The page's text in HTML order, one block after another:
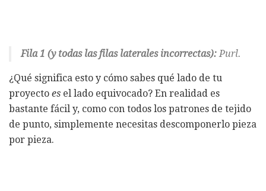
Fila 1 (y todas las filas laterales incorrectas):Purl.
¿Qué significa esto y cómo sabes qué lado de tu
proyecto es el lado equivocado? En realidad es
bastante fácil y, como con todos los patrones de tejido
de punto, simplemente necesitas descomponerlo pieza
por pieza.